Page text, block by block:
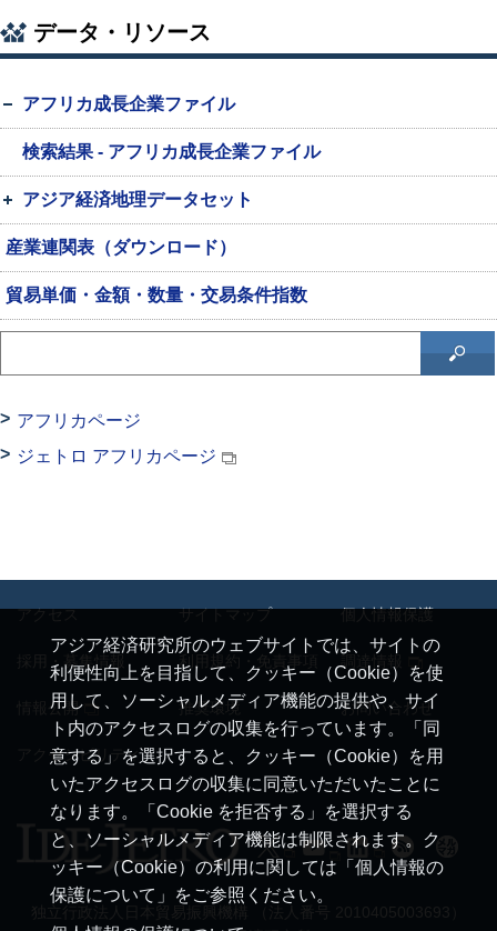
データ・リソース
アフリカ成長企業ファイル
検索結果 - アフリカ成長企業ファイル
アジア経済地理データセット
産業連関表（ダウンロード）
貿易単価・金額・数量・交易条件指数
アフリカページ
ジェトロ アフリカページ
アジア経済研究所のウェブサイトでは、サイトの
利便性向上を目指して、クッキー（Cookie）を使
用して、ソーシャルメディア機能の提供や、サイ
ト内のアクセスログの収集を行っています。「同
意する」を選択すると、クッキー（Cookie）を用
いたアクセスログの収集に同意いただいたことに
なります。「Cookie を拒否する」を選択する
と、ソーシャルメディア機能は制限されます。ク
ッキー（Cookie）の利用に関しては「個人情報の
保護について」をご参照ください。
アクセス サイトマップ 個人情報保護
採用・募集情報 利用規約・免責事項 調達情報
情報公開 推奨環境 お問い合わせ
アクセシビリティ